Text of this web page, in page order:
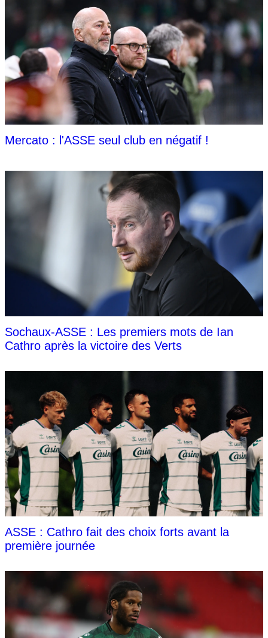
Mercato : l'ASSE seul club en négatif !
Sochaux-ASSE : Les premiers mots de Ian
Cathro après la victoire des Verts
ASSE : Cathro fait des choix forts avant la
première journée